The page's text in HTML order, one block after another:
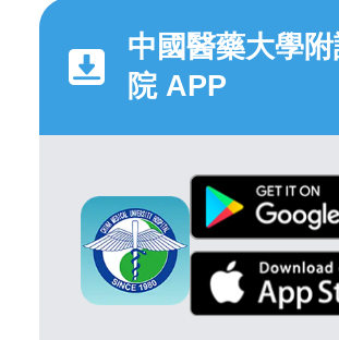
中國醫藥大學
院 APP